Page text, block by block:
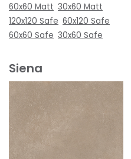
60x60 Matt 30x60 Matt
120x120 Safe 60x120 Safe
60x60 Safe 30x60 Safe
Siena